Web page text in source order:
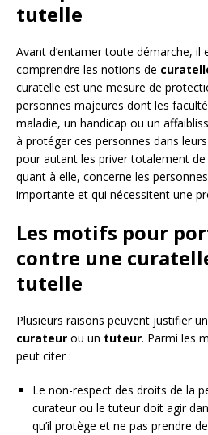
tutelle
Avant d’entamer toute démarche, il
comprendre les notions de
curatelle est une mesure de
personnes majeures dont les
maladie, un handicap ou un
à protéger ces personnes dans
pour autant les priver totalement
quant à elle, concerne les
importante et qui nécessitent une
Les motifs pour
contre une
tutelle
Plusieurs raisons peuvent justifier
curateur ou un tuteur. Parmi les
peut citer :
Le non-respect des droits de la
curateur ou le tuteur doit agir
qu’il protège et ne pas prendre